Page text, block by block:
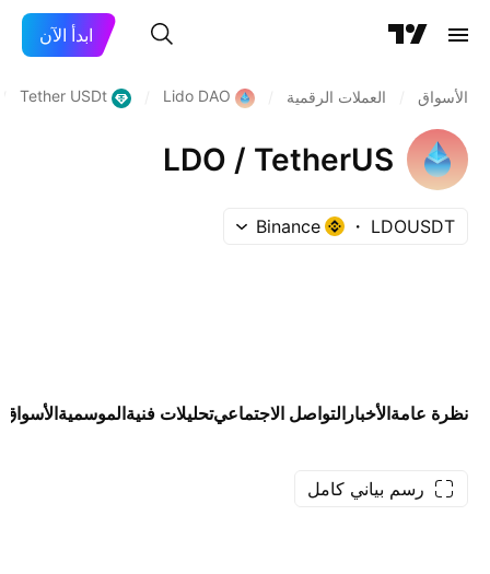
ابدأ الآن
الأسواق العملات الرقمية Lido DAO
Tether USDt
LDO / TetherUS
LDOUSDT
Binance
نظرة عامةالأخبار التواصل الاجتماعيتحليلات فنيةالموسميةالأسواق
رسم بياني كامل